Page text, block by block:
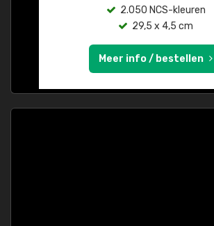
2.050 NCS-kleuren
29,5 x 4,5 cm
Meer info / bestellen